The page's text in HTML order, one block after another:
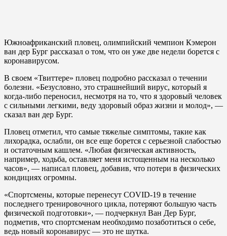
Южноафриканский пловец, олимпийский чемпион Кэмерон
ван дер Бург рассказал о том, что он уже две недели борется с
коронавирусом.
В своем «Твиттере» пловец подробно рассказал о течении
болезни. «Безусловно, это страшнейший вирус, который я
когда-либо переносил, несмотря на то, что я здоровый человек
с сильными легкими, веду здоровый образ жизни и молод», —
сказал ван дер Бург.
Пловец отметил, что самые тяжелые симптомы, такие как
лихорадка, ослабли, он все еще борется с серьезной слабостью
и остаточным кашлем. «Любая физическая активность,
например, ходьба, оставляет меня истощенным на несколько
часов», — написал пловец, добавив, что потери в физических
кондициях огромны.
«Спортсмены, которые перенесут COVID-19 в течение
последнего тренировочного цикла, потеряют большую часть
физической подготовки», — подчеркнул Ван Дер Бург,
подметив, что спортсменам необходимо позаботиться о себе,
ведь новый коронавирус — это не шутка.